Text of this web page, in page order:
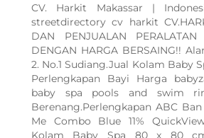
CV. Harkit Makassar |
streetdirectory cv harkit
DAN PENJUALAN
DENGAN HARGA BERSAING!!
2. No.1 Sudiang.Jual Kolam Baby
Perlengkapan Bayi Harga
baby spa pools and swim
Berenang.Perlengkapan ABC
Me Combo Blue 11%
Kolam Baby Spa 80 x 80